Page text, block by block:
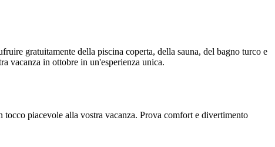
gratuitamente della piscina coperta, della sauna, del bagno turco e
vacanza in ottobre in un'esperienza unica.
piacevole alla vostra vacanza. Prova comfort e divertimento